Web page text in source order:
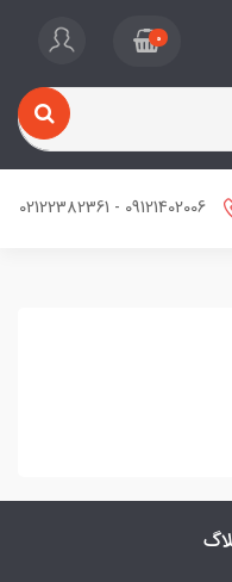
0